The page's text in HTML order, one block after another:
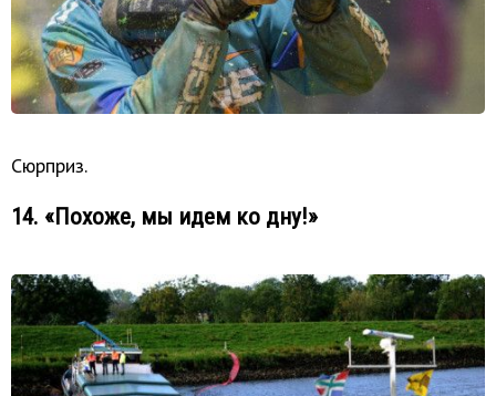
Сюрприз.
14. «Похоже, мы идем ко дну!»